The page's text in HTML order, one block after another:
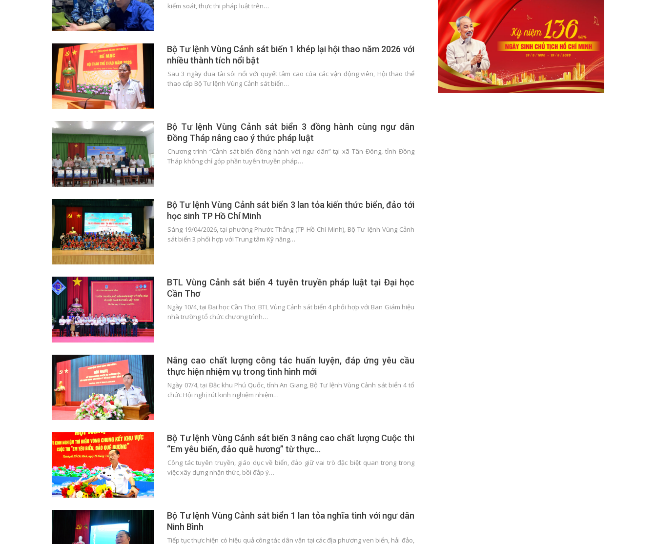
kiểm soát, thực thi pháp luật trên…
Bộ Tư lệnh Vùng Cảnh sát biển 1 khép lại hội thao năm 2026 với
nhiều thành tích nổi bật
Sau 3 ngày đua tài sôi nổi với quyết tâm cao của các vận động viên, Hội thao thể
thao cấp Bộ Tư lệnh Vùng Cảnh sát biển…
Bộ Tư lệnh Vùng Cảnh sát biển 3 đồng hành cùng ngư dân
Đồng Tháp nâng cao ý thức pháp luật
Chương trình “Cảnh sát biển đồng hành với ngư dân” tại xã Tân Đông, tỉnh Đồng
Tháp không chỉ góp phần tuyên truyền pháp…
Bộ Tư lệnh Vùng Cảnh sát biển 3 lan tỏa kiến thức biển, đảo tới
học sinh TP Hồ Chí Minh
Sáng 19/04/2026, tại phường Phước Thắng (TP Hồ Chí Minh), Bộ Tư lệnh Vùng Cảnh
sát biển 3 phối hợp với Trung tâm Kỹ năng…
BTL Vùng Cảnh sát biển 4 tuyên truyền pháp luật tại Đại học
Cần Thơ
Ngày 10/4, tại Đại học Cần Thơ, BTL Vùng Cảnh sát biển 4 phối hợp với Ban Giám hiệu
nhà trường tổ chức chương trình…
Nâng cao chất lượng công tác huấn luyện, đáp ứng yêu cầu
thực hiện nhiệm vụ trong tình hình mới
Ngày 07/4, tại Đặc khu Phú Quốc, tỉnh An Giang, Bộ Tư lệnh Vùng Cảnh sát biển 4 tổ
chức Hội nghị rút kinh nghiệm nhiệm…
Bộ Tư lệnh Vùng Cảnh sát biển 3 nâng cao chất lượng Cuộc thi
“Em yêu biển, đảo quê hương” từ thực…
Công tác tuyên truyền, giáo dục về biển, đảo giữ vai trò đặc biệt quan trọng trong
việc xây dựng nhận thức, bồi đắp ý…
Bộ Tư lệnh Vùng Cảnh sát biển 1 lan tỏa nghĩa tình với ngư dân
Ninh Bình
Tiếp tục thực hiện có hiệu quả công tác dân vận tại các địa phương ven biển, hải đảo,